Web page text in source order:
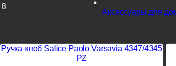
8
Аксессуары для
Ручка-кноб Salice Paolo Varsavia 4347/4345
PZ